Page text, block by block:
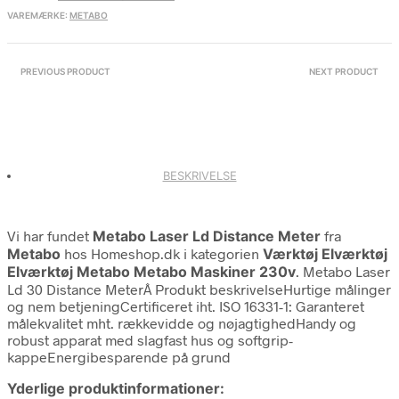
VAREMÆRKE: METABO
PREVIOUS PRODUCT NEXT PRODUCT
BESKRIVELSE
Vi har fundet Metabo Laser Ld Distance Meter fra
Metabo hos Homeshop.dk i kategorien Værktøj Elværktøj
Elværktøj Metabo Metabo Maskiner 230v. Metabo Laser
Ld 30 Distance MeterÂ Produkt beskrivelseHurtige målinger
og nem betjeningCertificeret iht. ISO 16331-1: Garanteret
målekvalitet mht. rækkevidde og nøjagtighedHandy og
robust apparat med slagfast hus og softgrip-
kappeEnergibesparende på grund
Yderlige produktinformationer: